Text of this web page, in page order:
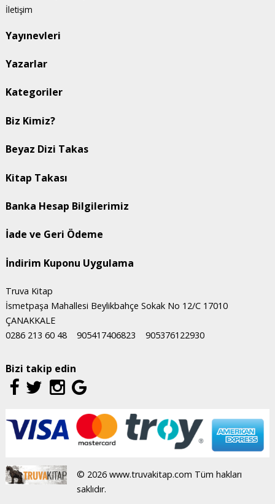
İletişim
Yayınevleri
Yazarlar
Kategoriler
Biz Kimiz?
Beyaz Dizi Takas
Kitap Takası
Banka Hesap Bilgilerimiz
İade ve Geri Ödeme
İndirim Kuponu Uygulama
Truva Kitap
İsmetpaşa Mahallesi Beylikbahçe Sokak No 12/C 17010
ÇANAKKALE
0286 213 60 48
905417406823 905376122930
Bizi takip edin
© 2026 www.truvakitap.com Tüm hakları
saklıdır.